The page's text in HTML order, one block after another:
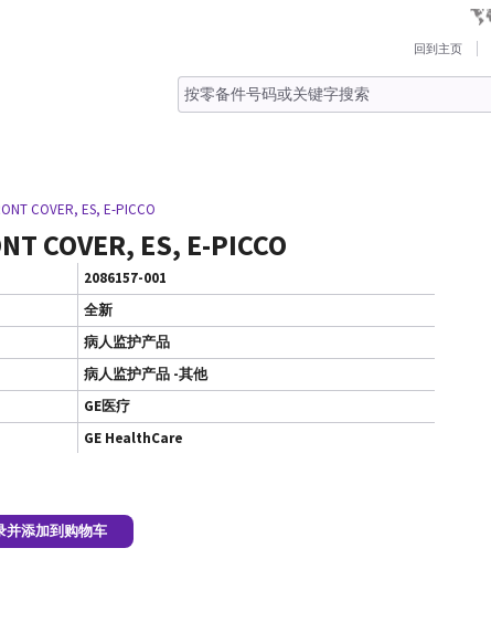
回到主页
COVER, ES, E-PICCO
COVER, ES, E-PICCO
2086157-001
全新
病人监护产品
病人监护产品 -其他
GE医疗
GE HealthCare
并添加到购物车